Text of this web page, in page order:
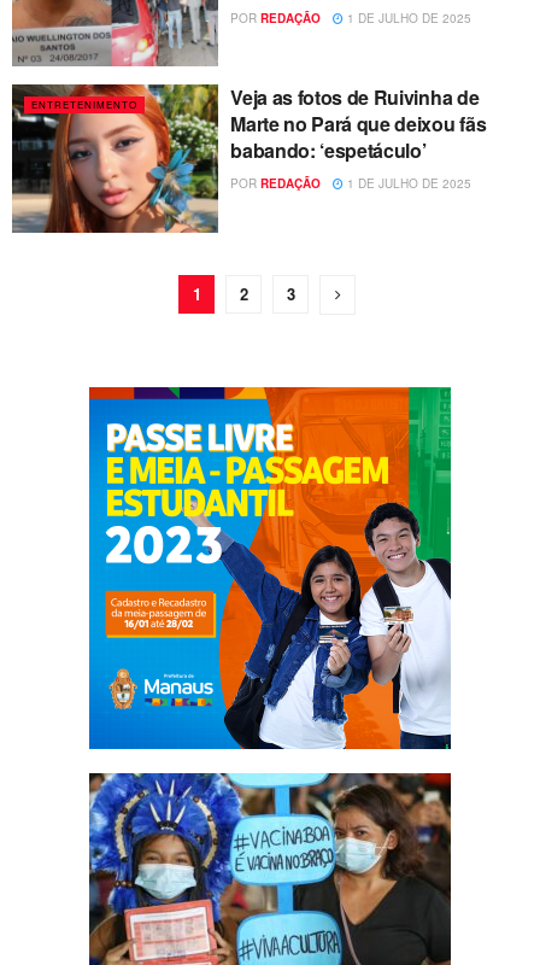
POR REDAÇÃO 1 DE JULHO DE 2025
ENTRETENIMENTO
Veja as fotos de Ruivinha de
Marte no Pará que deixou fãs
babando: ‘espetáculo’
POR REDAÇÃO 1 DE JULHO DE 2025
1 2 3